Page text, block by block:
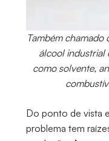
Também
álcool industrial
como solvente,
Do ponto de vista
problema tem